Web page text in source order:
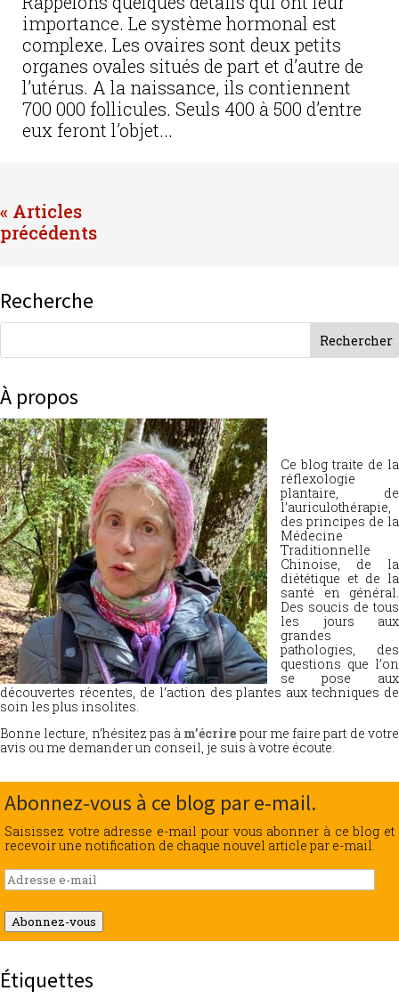
importance. Le système hormonal est
complexe. Les ovaires sont deux petits
organes ovales situés de part et d’autre de
l’utérus. A la naissance, ils contiennent
700 000 follicules. Seuls 400 à 500 d’entre
eux feront l’objet...
« Entrées précédentes
Recherche
À propos
Ce blog traite de la
réflexologie
plantaire, de
l’auriculothérapie,
des principes de la
Médecine
Traditionnelle
Chinoise, de la
diététique et de la
santé en général.
Des soucis de tous
les jours aux
grandes
pathologies, des
questions que l’on
se pose aux
découvertes récentes, de l’action des plantes aux techniques de
soin les plus insolites.
Bonne lecture, n’hésitez pas à m’écrire pour me faire part de votre
avis ou me demander un conseil, je suis à votre écoute.
Abonnez-vous à ce blog par e-mail.
Saisissez votre adresse e-mail pour vous abonner à ce blog et
recevoir une notification de chaque nouvel article par e-mail.
Adresse
e-
mail
Abonnez-vous
Étiquettes